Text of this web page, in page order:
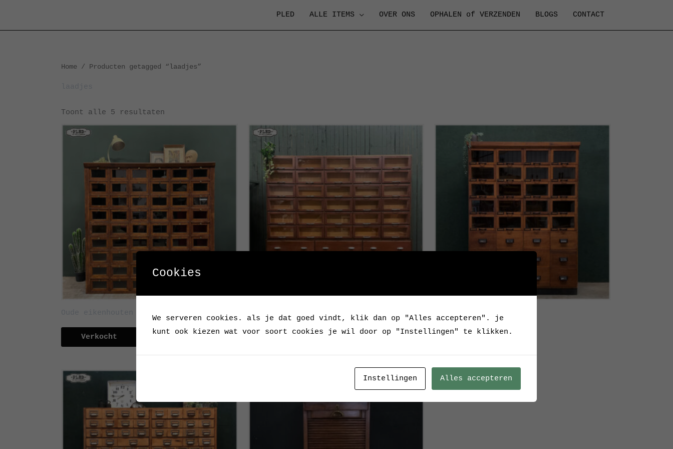
de
PLED ALLE ITEMS OVER ONS OPHALEN of VERZENDEN BLOGS CONTACT
Home / Producten getagged “laadjes”
Toont alle 5 resultaten
Gesorteerd
op
Oude eikenhouten winkelkast
Verkocht
Vintage winkelkast uit lingeriezaak Oude winkelkast
Cookies
We serveren cookies. als je dat goed vindt, klik dan op "Alles accepteren". je
kunt ook kiezen wat voor soort cookies je wil door op "Instellingen" te klikken.
Instellingen Alles accepteren